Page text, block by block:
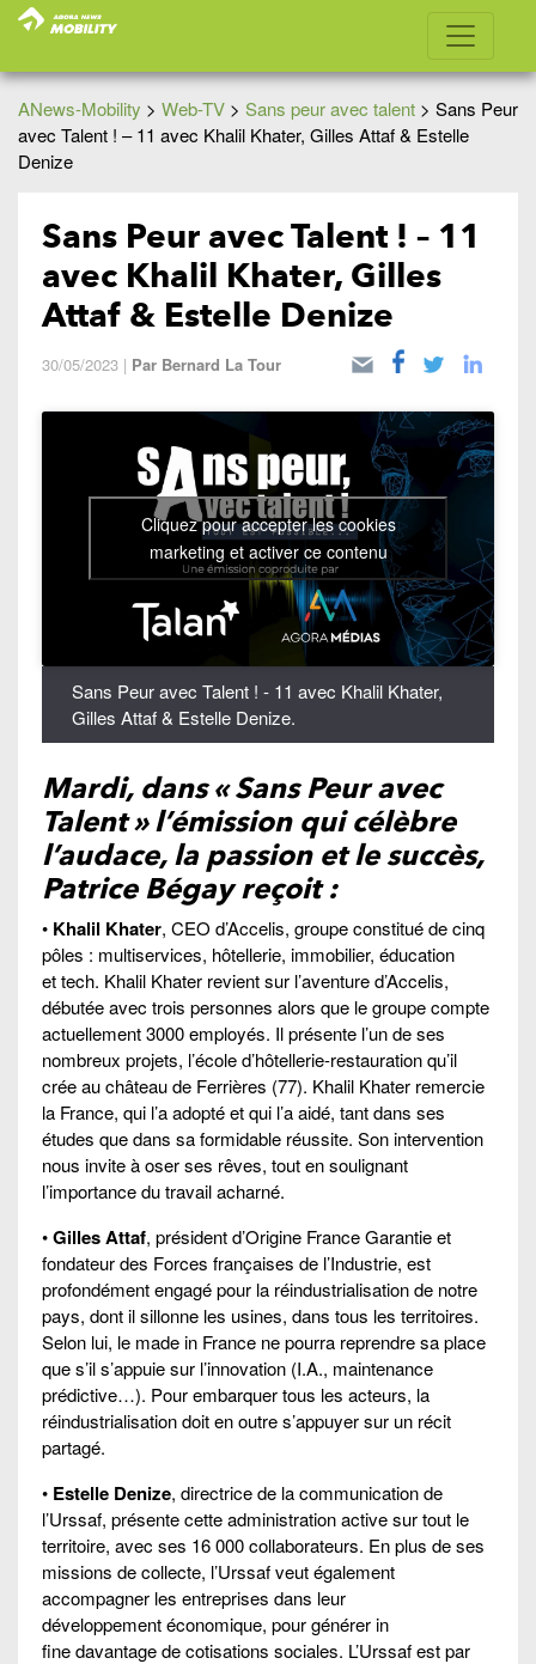
ANews-Mobility > Web-TV > Sans peur avec talent > Sans Peur
avec Talent ! – 11 avec Khalil Khater, Gilles Attaf & Estelle
Denize
Sans Peur avec Talent ! – 11
avec Khalil Khater, Gilles
Attaf & Estelle Denize
30/05/2023 | Par Bernard La Tour
Cliquez pour accepter les cookies
marketing et activer ce contenu
Sans Peur avec Talent ! - 11 avec Khalil Khater,
Gilles Attaf & Estelle Denize.
Mardi, dans « Sans Peur avec
Talent » l’émission qui célèbre
l’audace, la passion et le succès,
Patrice Bégay reçoit :
• Khalil Khater, CEO d’Accelis, groupe constitué de cinq
pôles : multiservices, hôtellerie, immobilier, éducation
et tech. Khalil Khater revient sur l’aventure d’Accelis,
débutée avec trois personnes alors que le groupe compte
actuellement 3000 employés. Il présente l’un de ses
nombreux projets, l’école d’hôtellerie-restauration qu’il
crée au château de Ferrières (77). Khalil Khater remercie
la France, qui l’a adopté et qui l’a aidé, tant dans ses
études que dans sa formidable réussite. Son intervention
nous invite à oser ses rêves, tout en soulignant
l’importance du travail acharné.
•Gilles Attaf, président d’Origine France Garantie et
fondateur des Forces françaises de l’Industrie, est
profondément engagé pour la réindustrialisation de notre
pays, dont il sillonne les usines, dans tous les territoires.
Selon lui, le made in France ne pourra reprendre sa place
que s’il s’appuie sur l’innovation (I.A., maintenance
prédictive…). Pour embarquer tous les acteurs, la
réindustrialisation doit en outre s’appuyer sur un récit
partagé.
• Estelle Denize, directrice de la communication de
l’Urssaf, présente cette administration active sur tout le
territoire, avec ses 16 000 collaborateurs. En plus de ses
missions de collecte, l’Urssaf veut également
accompagner les entreprises dans leur
développement économique, pour générer in
fine davantage de cotisations sociales. L’Urssaf est par